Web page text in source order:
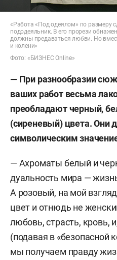
«Работа «Под одеялом» по размеру
пододеяльник. В его прорези
должны предаваться любви. Но
и колени»
Фото: «БИЗНЕС Online»
— При разнообразии
ваших работ весьма
преобладают черный,
(сиреневый) цвета. Они
символическим
— Ахроматы белый и
дуальность мира —
А розовый, на мой
цвет и отнюдь не
любовь, страсть, кровь,
(подавая в «безопасной
мы получаем правду